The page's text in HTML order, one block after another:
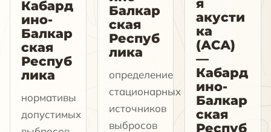
Кабард
ино-
Балкар
ская
Респуб
лика
нормативы
допустимых
Балкар
ская
Респуб
лика
определение
стационарных
источников
выбросов
я
акусти
ка
(АСА)
—
Кабард
ино-
Балкар
ская
Респуб